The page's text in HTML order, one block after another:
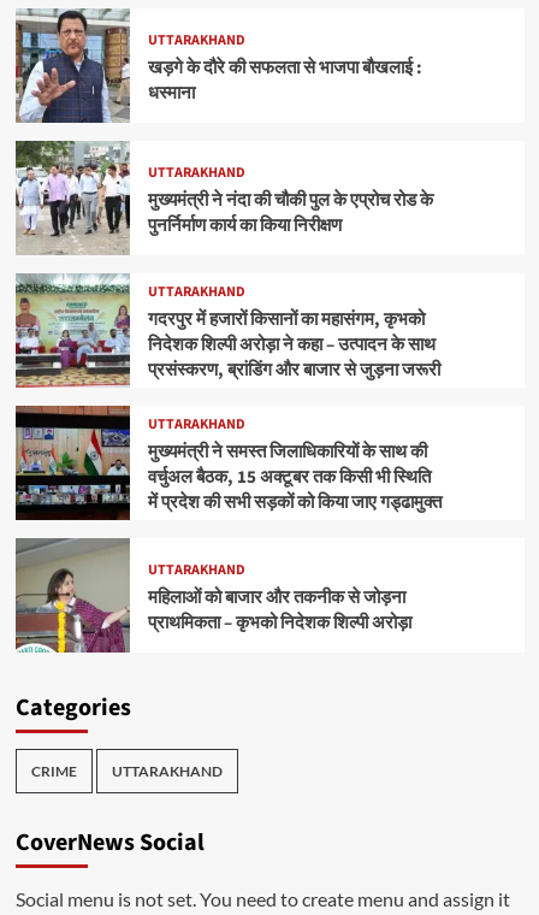
UTTARAKHAND
खड़गे के दौरे की सफलता से भाजपा बौखलाई :
धस्माना
UTTARAKHAND
मुख्यमंत्री ने नंदा की चौकी पुल के एप्रोच रोड के
पुनर्निर्माण कार्य का किया निरीक्षण
UTTARAKHAND
गदरपुर में हजारों किसानों का महासंगम, कृभको
निदेशक शिल्पी अरोड़ा ने कहा – उत्पादन के साथ
प्रसंस्करण, ब्रांडिंग और बाजार से जुड़ना जरूरी
UTTARAKHAND
मुख्यमंत्री ने समस्त जिलाधिकारियों के साथ की
वर्चुअल बैठक, 15 अक्टूबर तक किसी भी स्थिति
में प्रदेश की सभी सड़कों को किया जाए गड्ढामुक्त
UTTARAKHAND
महिलाओं को बाजार और तकनीक से जोड़ना
प्राथमिकता – कृभको निदेशक शिल्पी अरोड़ा
Categories
CRIME UTTARAKHAND
CoverNews Social
Social menu is not set. You need to create menu and assign it